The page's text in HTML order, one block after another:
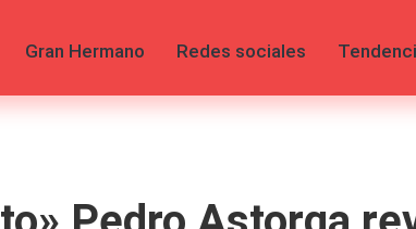
Gran Hermano Redes sociales